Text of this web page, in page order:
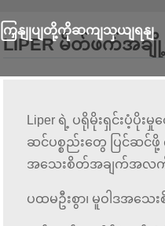
ကြှနျုပျတို့ကိုဆကျသှယျရနျ
LIPER မိတ်ဖက်အချို့
Liper ရဲ့ ပရိုမိုးရှင်းပံ့
ဆင်ပစ္စည်းတွေ ပြင်ဆင်ဖို့
အသေးစိတ်အချက်အလ
ပထမဦးစွာ၊ မူဝါဒအသ